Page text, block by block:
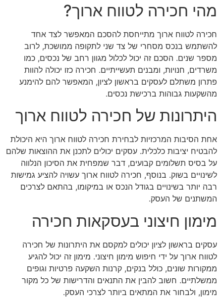
מהי חכירה לטווח ארוך?
חכירה לטווח ארוך מתייחסת להסכם המאפשר לצד אחד
להשתמש בנכס מסחרי של צד שני לתקופה ממושכת, לרוב
מספר שנים. הסכם זה יכול לכלול מגוון רחב של נכסים, כמו
משרדים, חנויות, ומבנים תעשייתיים. חכירה כזו יכולה להוות
פתרון משתלם לעסקים בראשון לציון, המאפשר להם להימנע
מהשקעות גבוהות ברכישת נכסים.
היתרונות של חכירה לטווח ארוך
אחת הסיבות המרכזיות לבחירת חכירה לטווח ארוך היא היכולת
להבטיח יציבות כלכלית. עסקים יכולים לתכנן את ההוצאות שלהם
על בסיס תשלומים קבועים, דבר שמפחית את הסיכון הנלווה
לשינויים בשוק. בנוסף, חכירה לטווח ארוך עשויה להציע גמישות
רבה יותר בשינויים בגודל הנכס או במיקומו, בהתאם לצרכים
המשתנים של העסק.
מימון חיצוני בעסקאות חכירה
עסקים בראשון לציון יכולים למקסם את היתרונות של חכירה
לטווח ארוך על ידי חיפוש מימון חיצוני. מימון זה יכול להגיע
ממקורות שונים, כולל בנקים, קרנות השקעה פרטיות וגופים
ממשלתיים. חשוב להבין את התנאים והדרישות של כל מקור
מימון, ולבחור את המתאים ביותר לצרכי העסק.